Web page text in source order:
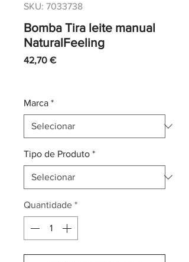
SKU: 7033738
Bomba Tira leite manual
NaturalFeeling
42,70 €Preço
Marca *
Tipo de Produto *
Quantidade *